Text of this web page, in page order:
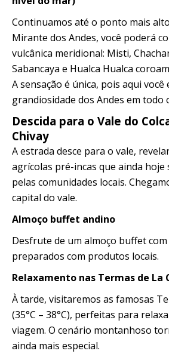
Continuamos até o ponto mais
Mirante dos Andes, você poderá
vulcânica meridional: Misti,
Sabancaya e Hualca Hualca
A sensação é única, pois aqui
grandiosidade dos Andes em todo
Descida para o Vale do
Chivay
A estrada desce para o vale,
agrícolas pré-incas que ainda hoje
pelas comunidades locais.
capital do vale.
Almoço buffet andino
Desfrute de um almoço buffet
preparados com produtos locais.
Relaxamento nas Termas de La
À tarde, visitaremos as famosas
(35°C – 38°C), perfeitas para
viagem. O cenário montanhoso
ainda mais especial.